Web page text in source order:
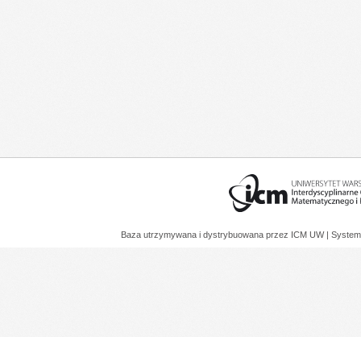
Baza utrzymywana i dystrybuowana przez ICM UW |